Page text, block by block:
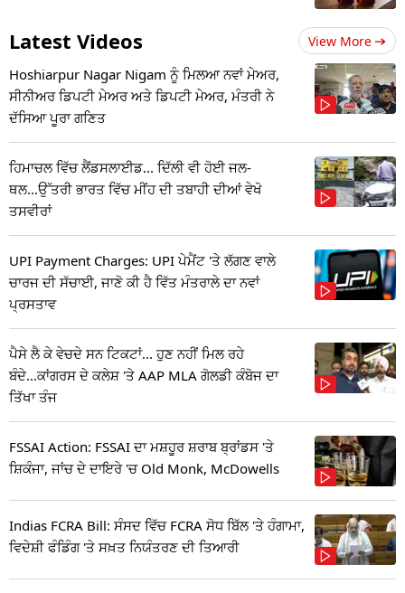
Latest Videos View More
Hoshiarpur Nagar Nigam ਨੂੰ ਮਿਲਆ ਨਵਾਂ ਮੇਅਰ,
ਸੀਨੀਅਰ ਡਿਪਟੀ ਮੇਅਰ ਅਤੇ ਡਿਪਟੀ ਮੇਅਰ, ਮੰਤਰੀ ਨੇ
ਦੱਸਿਆ ਪੂਰਾ ਗਣਿਤ
ਹਿਮਾਚਲ ਵਿੱਚ ਲੈਂਡਸਲਾਈਡ... ਦਿੱਲੀ ਵੀ ਹੋਈ ਜਲ-
ਥਲ...ਉੱਤਰੀ ਭਾਰਤ ਵਿੱਚ ਮੀਂਹ ਦੀ ਤਬਾਹੀ ਦੀਆਂ ਵੇਖੋ
ਤਸਵੀਰਾਂ
UPI Payment Charges: UPI ਪੇਮੈਂਟ 'ਤੇ ਲੱਗਣ ਵਾਲੇ
ਚਾਰਜ ਦੀ ਸੱਚਾਈ, ਜਾਣੋ ਕੀ ਹੈ ਵਿੱਤ ਮੰਤਰਾਲੇ ਦਾ ਨਵਾਂ
ਪ੍ਰਸਤਾਵ
ਪੈਸੇ ਲੈ ਕੇ ਵੇਚਦੇ ਸਨ ਟਿਕਟਾਂ... ਹੁਣ ਨਹੀਂ ਮਿਲ ਰਹੇ
ਬੰਦੇ...ਕਾਂਗਰਸ ਦੇ ਕਲੇਸ਼ 'ਤੇ AAP MLA ਗੋਲਡੀ ਕੰਬੋਜ ਦਾ
ਤਿੱਖਾ ਤੰਜ
FSSAI Action: FSSAI ਦਾ ਮਸ਼ਹੂਰ ਸ਼ਰਾਬ ਬ੍ਰਾਂਡਸ 'ਤੇ
ਸ਼ਿਕੰਜਾ, ਜਾਂਚ ਦੇ ਦਾਇਰੇ 'ਚ Old Monk, McDowells
Indias FCRA Bill: ਸੰਸਦ ਵਿੱਚ FCRA ਸੋਧ ਬਿੱਲ 'ਤੇ ਹੰਗਾਮਾ,
ਵਿਦੇਸ਼ੀ ਫੰਡਿੰਗ 'ਤੇ ਸਖ਼ਤ ਨਿਯੰਤਰਣ ਦੀ ਤਿਆਰੀ